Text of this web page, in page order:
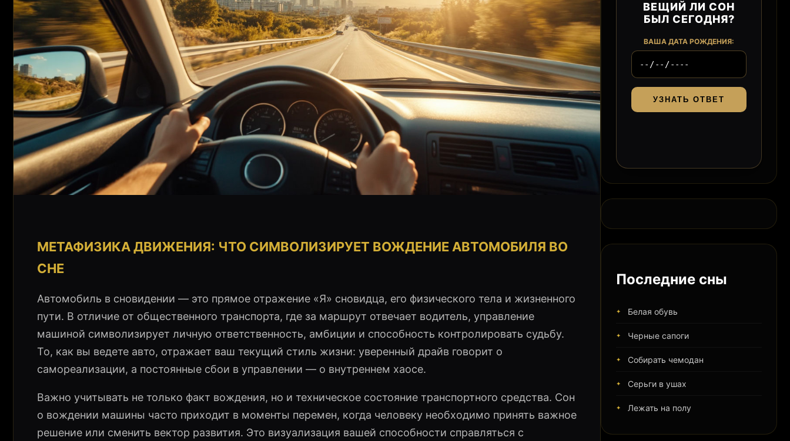
МЕТАФИЗИКА ДВИЖЕНИЯ: ЧТО СИМВОЛИЗИРУЕТ ВОЖДЕНИЕ АВТОМОБИЛЯ ВО
СНЕ
Автомобиль в сновидении — это прямое отражение «Я» сновидца, его физического тела и жизненного
пути. В отличие от общественного транспорта, где за маршрут отвечает водитель, управление
машиной символизирует личную ответственность, амбиции и способность контролировать судьбу.
То, как вы ведете авто, отражает ваш текущий стиль жизни: уверенный драйв говорит о
самореализации, а постоянные сбои в управлении — о внутреннем хаосе.
Важно учитывать не только факт вождения, но и техническое состояние транспортного средства. Сон
о вождении машины часто приходит в моменты перемен, когда человеку необходимо принять важное
решение или сменить вектор развития. Это визуализация вашей способности справляться с
ВЕЩИЙ ЛИ СОН
БЫЛ СЕГОДНЯ?
ВАША ДАТА РОЖДЕНИЯ:
УЗНАТЬ ОТВЕТ
Последние сны
Белая обувь
Черные сапоги
Собирать чемодан
Серьги в ушах
Лежать на полу